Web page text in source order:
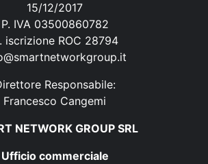
15/12/2017
P. IVA 03500860782
iscrizione ROC 28794
Responsabile:
Francesco Cangemi
NETWORK GROUP SRL
Ufficio commerciale